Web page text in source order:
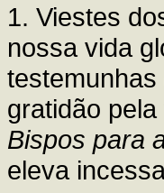
1. Viestes
nossa vida
testemunhas
gratidão
Bispos para
eleva